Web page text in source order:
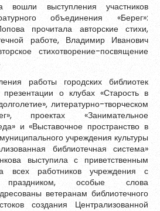
выступления участников
объединения «Берег»:
прочитала авторские стихи,
работе, Владимир Иванович
стихотворение-посвящение
работы городских библиотек
о клубах «Старость в
литературно-творческом
проектах «Занимательное
и «Выставочное пространство в
учреждения культуры
библиотечная система»
выступила с приветственным
всех работников учреждения с
праздником, особые слова
ветеранам библиотечного
создания Централизованной
Войти